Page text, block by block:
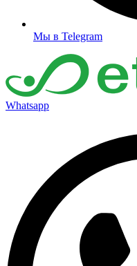
Мы в Telegram
Whatsapp